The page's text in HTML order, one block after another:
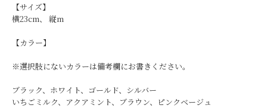
【サイズ】
横23cm、 縦m
【カラー】
※選択肢にないカラーは備考欄にお書きください。
ブラック、ホワイト、ゴールド、シルバー
いちごミルク、アクアミント、ブラウン、ピンクベージュ